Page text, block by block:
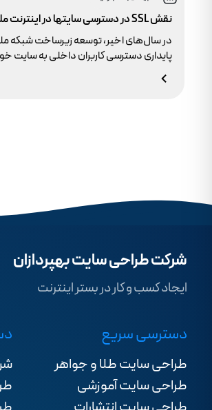
نقش SSL در دسترسی سایتها در اینترنت ملی ایران و باور غلط درباره دامنه های IR
در سال‌های اخیر، توسعه زیرساخت شبکه
وجود ندارد.
شرکت طراحی سایت بهپردازان
ایجاد کسب و کار در بستر اینترنت
دسترسی سریع
طراحی سایت طلا و جواهر
طراحی سایت آموزشی